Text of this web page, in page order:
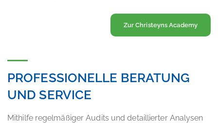
Zur Christeyns Academy
PROFESSIONELLE BERATUNG
UND SERVICE
Mithilfe regelmäßiger Audits und detaillierter Analysen